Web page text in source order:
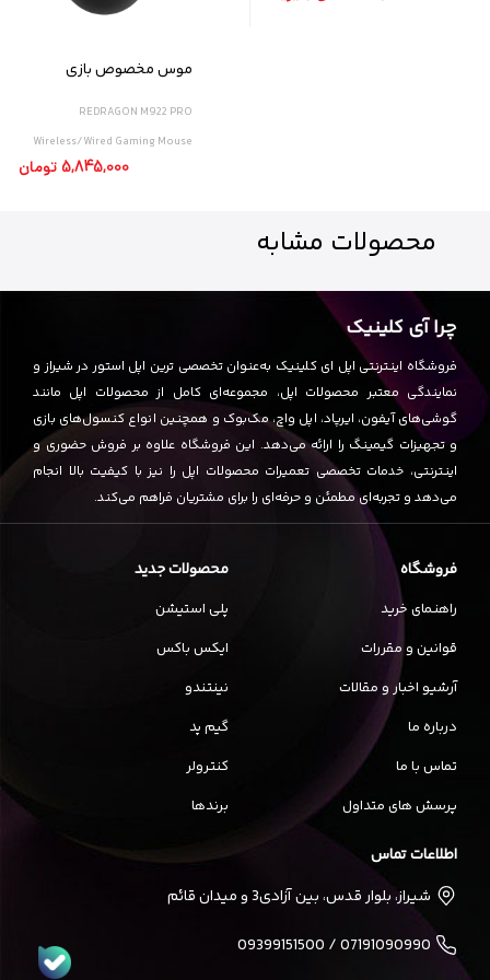
موس مخصوص بازی
ردراگون مدل M922 PRO
REDRAGON M922 PRO
Wireless/Wired Gaming Mouse
5,845,000 تومان
محصولات مشابه
چرا آی کلینیک
فروشگاه اینترنتی اپل ای کلینیک به‌عنوان تخصصی ترین اپل استور در شیراز و
نمایندگی معتبر محصولات اپل، مجموعه‌ای کامل از محصولات اپل مانند
گوشی‌های آیفون، ایرپاد، اپل واچ، مک‌بوک و همچنین انواع کنسول‌های بازی
و تجهیزات گیمینگ را ارائه می‌دهد. این فروشگاه علاوه بر فروش حضوری و
اینترنتی، خدمات تخصصی تعمیرات محصولات اپل را نیز با کیفیت بالا انجام
می‌دهد و تجربه‌ای مطمئن و حرفه‌ای را برای مشتریان فراهم می‌کند.
فروشگاه
راهنمای خرید
قوانین و مقررات
آرشیو اخبار و مقالات
درباره ما
تماس با ما
پرسش های متداول
محصولات جدید
پلی استیشن
ایکس باکس
نینتندو
گیم پد
کنترولر
برندها
اطلاعات تماس
شیراز، بلوار قدس، بین آزادی3 و میدان قائم
07191090990 / 09399151500